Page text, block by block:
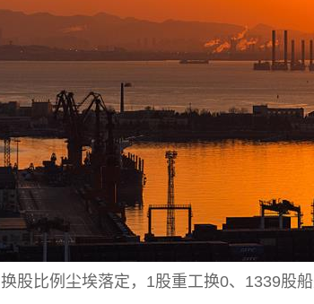
换股比例尘埃落定，1股重工换0、1339股